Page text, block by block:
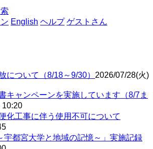
English ヘルプ ゲストさん
について（8/18～9/30） 2026/07/28(火)
キャンペーンを実施しています（8/7ま
10:20
化工事に伴う使用不可について
宇都宮大学と地域の記憶～」実施記録